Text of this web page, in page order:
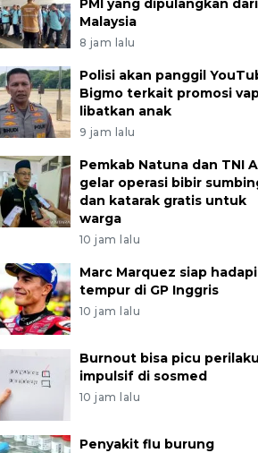
PMI yang dipulangkan dari
Malaysia
8 jam lalu
Polisi akan panggil
Bigmo terkait promosi
libatkan anak
9 jam lalu
Pemkab Natuna dan TNI
gelar operasi bibir
dan katarak gratis untuk
warga
10 jam lalu
Marc Marquez siap hadapi
tempur di GP Inggris
10 jam lalu
Burnout bisa picu perilaku
impulsif di sosmed
10 jam lalu
Penyakit flu burung